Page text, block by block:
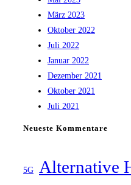
März 2023
Oktober 2022
Juli 2022
Januar 2022
Dezember 2021
Oktober 2021
Juli 2021
Neueste Kommentare
5G Alternative